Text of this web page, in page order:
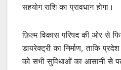
सहयोग राशि का प्रावधान होगा।
फ़िल्म विकास परिषद की ओर से
डायरेक्ट्री का निर्माण, ताकि
को सभी सुविधाओं का आसानी से